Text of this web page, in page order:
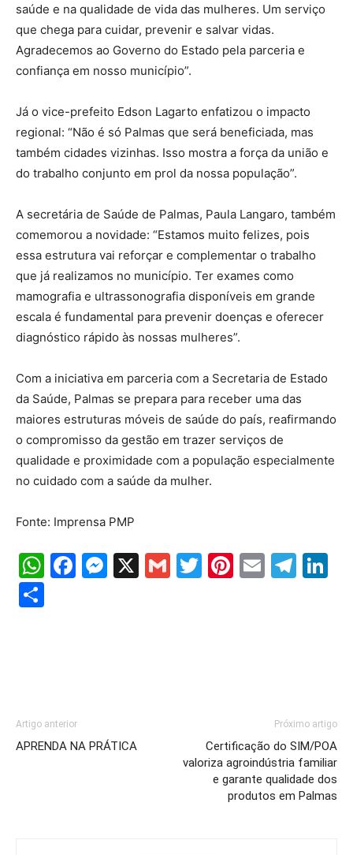
saúde e na qualidade de vida das mulheres. Um serviço
que chega para cuidar, prevenir e salvar vidas.
Agradecemos ao Governo do Estado pela parceria e
confiança em nosso município”.
Já o vice-prefeito Edson Lagarto enfatizou o impacto
regional: “Não é só Palmas que será beneficiada, mas
também cidades vizinhas. Isso mostra a força da união e
do trabalho conjunto em prol da nossa população”.
A secretária de Saúde de Palmas, Paula Langaro, também
comemorou a novidade: “Estamos muito felizes, pois
essa estrutura vai reforçar e complementar o trabalho
que já realizamos no município. Ter exames como
mamografia e ultrassonografia disponíveis em grande
escala é fundamental para prevenir doenças e oferecer
diagnóstico rápido às nossas mulheres”.
Com a iniciativa em parceria com a Secretaria de Estado
da Saúde, Palmas se prepara para receber uma das
maiores estruturas móveis de saúde do país, reafirmando
o compromisso da gestão em trazer serviços de
qualidade e proximidade com a população especialmente
no cuidado com a saúde da mulher.
Fonte: Imprensa PMP
WhatsApp
Facebook
Messenger
X GmailTwitter
Pinterest
Email
Artigo anterior
APRENDA NA PRÁTICA
Próximo artigo
Certificação do SIM/POA
valoriza agroindústria familiar
e garante qualidade dos
produtos em Palmas